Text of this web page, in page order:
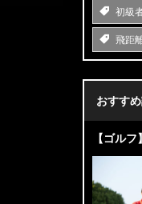
初級
飛距
おすす
【ゴル